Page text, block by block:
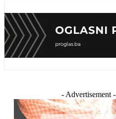
- Advertisement -